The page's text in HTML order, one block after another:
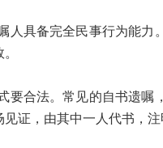
备完全民事行为能力。
法。常见的自书遗嘱，
证，由其中一人代书，